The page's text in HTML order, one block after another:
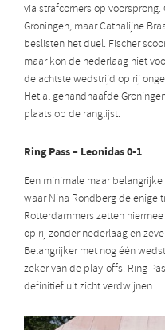
via strafcorners op
Groningen, maar Cathalijne
beslisten het duel. Fischer
maar kon de nederlaag niet
de achtste wedstrijd op rij
Het al gehandhaafde
plaats op de ranglijst.
Ring Pass – Leonidas 0-1
Een minimale maar
waar Nina Rondberg de enige
Rotterdammers zetten
op rij zonder nederlaag en
Belangrijker met nog één
zeker van de play-offs. Ring
definitief uit zicht verdwijnen.